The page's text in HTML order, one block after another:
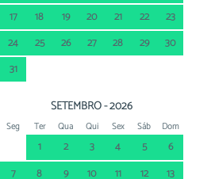
17
18 19 20 21 22
23
24
25 26 27 28 29
30
31
SETEMBRO - 2026
Seg Ter Qua Qui Sex Sáb Dom
1 2 3 4 5
6
7
8 9 10 11 12
13